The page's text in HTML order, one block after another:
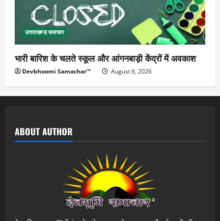
उत्तराखण्ड समाचार
भारी बारिश के चलते स्कूल और आंगनबाड़ी केंद्रों में अवकाश
Devbhoomi Samachar™ August 6, 2026
ABOUT AUTHOR